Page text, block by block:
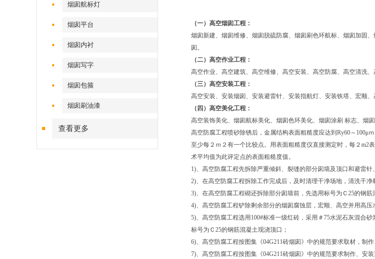
烟囱航标灯
烟囱平台
烟囱内衬
烟囱写字
烟囱包箍
烟囱刷油漆
查看更多
（一）高空烟囱工程：
烟囱新建、烟囱维修、烟囱脱硫防腐、烟囱刷色环航标、烟囱加固
囱。
（二）高空作业工程：
高空作业、高空建筑、高空维修、高空安装、高空防腐、高空清洗
（三）高空安装工程：
高空安装、安装烟囱、安装避雷针、安装指航灯、安装铁塔、宏顺
（四）高空美化工程：
高空装饰美化、烟囱航标美化、烟囱色环美化、烟囱涂刷 标志、烟
高空防腐工程喷砂除锈后，金属结构表面粗糙度应达到Ry60～
至少每２ｍ２有一个比较点。用表面粗糙度仪直接测定时，每２m2
术平均值为此评定点的表面粗糙度值。
1)、高空防腐工程先拆除严重倾斜、裂缝的部分囱墙及顶口和避雷针
2)、在高空防腐工程拆除工作完成后，及时清理干净场地，清洗干净
3)、在高空防腐工程砌还拆除部分囱墙前，先选用标号为Ｃ25的钢
4)、高空防腐工程铲除剩余部分的烟囱腐蚀层，宏顺、高空并用高
5)、高空防腐工程选用100#标准一级红砖，采用＃75水泥石灰混合
标号为Ｃ25的钢筋混凝土现浇顶口；
6)、高空防腐工程按图集《04G211砖烟囱》中的规范要求取材，制
7)、高空防腐工程按图集《04G211砖烟囱》中的规范要求制作、安